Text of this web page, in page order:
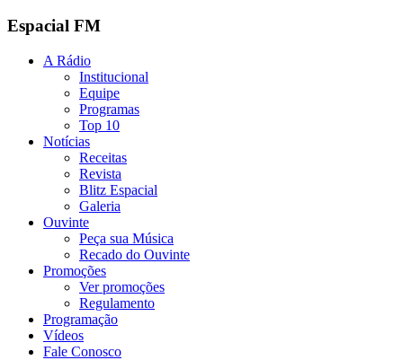
Espacial FM
A Rádio
Institucional
Equipe
Programas
Top 10
Notícias
Receitas
Revista
Blitz Espacial
Galeria
Ouvinte
Peça sua Música
Recado do Ouvinte
Promoções
Ver promoções
Regulamento
Programação
Vídeos
Fale Conosco